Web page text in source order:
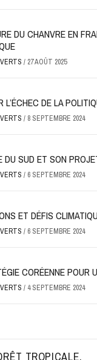
DU CHANVRE EN
/ 27 AOÛT 2025
L’ÉCHEC DE LA
/ 8 SEPTEMBRE 2024
DU SUD ET SON
/ 6 SEPTEMBRE 2024
ET DÉFIS
/ 6 SEPTEMBRE 2024
CORÉENNE POUR
/ 4 SEPTEMBRE 2024
TROPICALE,